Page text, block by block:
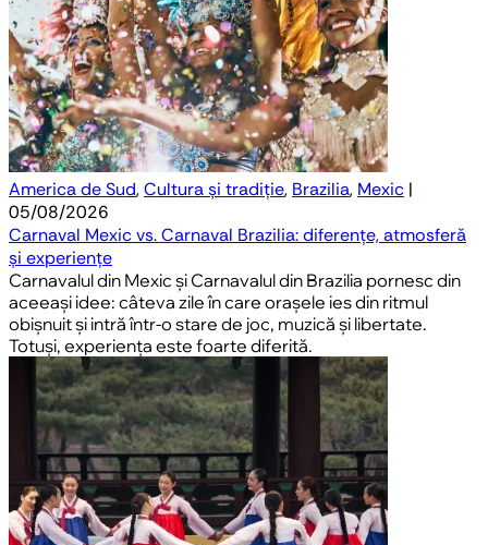
America de Sud,Cultura și tradiție, Brazilia, Mexic |
05/08/2026
Carnaval Mexic vs. Carnaval Brazilia: diferențe, atmosferă
și experiențe
Carnavalul din Mexic și Carnavalul din Brazilia pornesc din
aceeași idee: câteva zile în care orașele ies din ritmul
obișnuit și intră într-o stare de joc, muzică și libertate.
Totuși, experiența este foarte diferită.